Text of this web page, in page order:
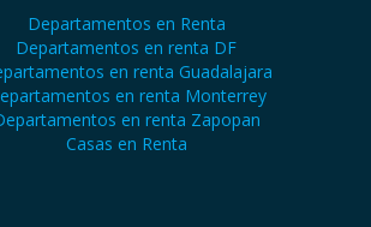
Departamentos en Renta
Departamentos en renta DF
en renta Guadalajara
en renta Monterrey
en renta Zapopan
Casas en Renta